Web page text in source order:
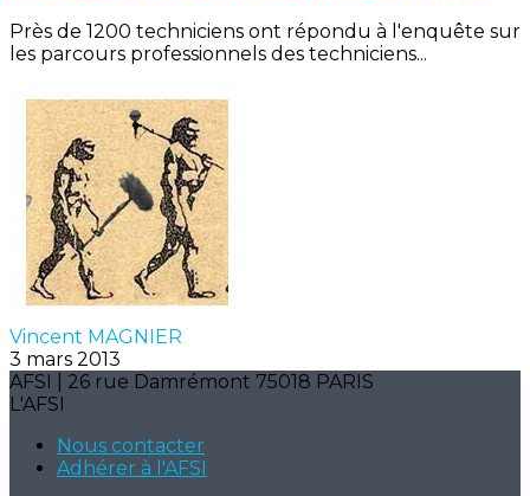
Près de 1200 techniciens ont répondu à l'enquête sur
les parcours professionnels des techniciens...
Vincent MAGNIER
3 mars 2013
AFSI | 26 rue Damrémont 75018 PARIS
L'AFSI
Nous contacter
Adhérer à l'AFSI